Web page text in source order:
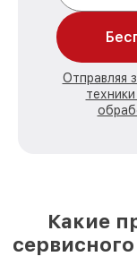
Отправляя
Какие